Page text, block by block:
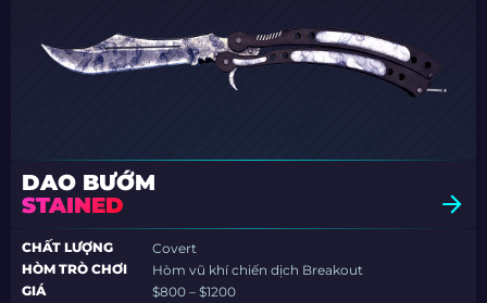
DAO BƯỚM
STAINED
CHẤT LƯỢNG
Covert
HÒM TRÒ CHƠI
Hòm vũ khí chiến dịch Breakout
GIÁ
$800 – $1200